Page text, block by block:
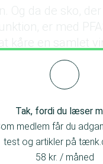
Og da de sko,
er med
kåre en samlet
de se hvilke der
Tak, fordi du læser
medlem får du
test og artikler på
58 kr. / måned